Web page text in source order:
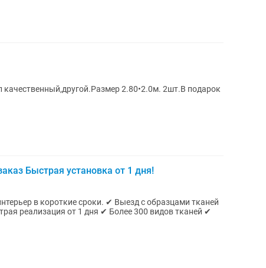
2.80•2.0м. 2шт.В подарок
Быстрая установка от 1 дня!
сроки. ✔ Выезд с образцами тканей
реализация от 1 дня ✔ Более 300 видов тканей ✔